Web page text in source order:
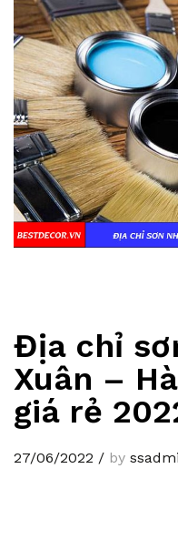
Địa chỉ
Xuân –
giá rẻ
27/06/2022 / by